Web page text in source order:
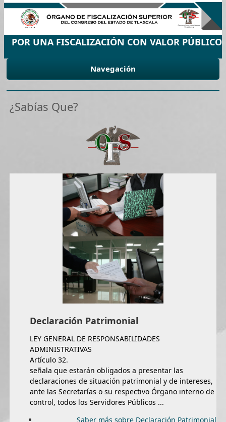
POR UNA FISCALIZACIÓN CON VALOR PÚBLICO
Navegación
¿Sabías Que?
Declaración Patrimonial
LEY GENERAL DE RESPONSABILIDADES
ADMINISTRATIVAS
Artículo 32.
señala que estarán obligados a presentar las
declaraciones de situación patrimonial y de intereses,
ante las Secretarías o su respectivo Órgano interno de
control, todos los Servidores Públicos ...
Saber más sobre Declaración Patrimonial